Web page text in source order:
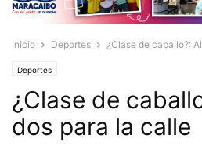
Inicio Deportes ¿Clase de caballo?:
Deportes
¿Clase de
dos para la calle